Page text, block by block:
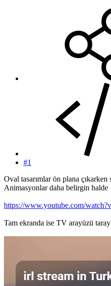
#1
Oval tasarımlar ön plana çıkarken
Animasyonlar daha belirgin halde
https://www.youtube.com/
Tam ekranda ise TV arayüzü